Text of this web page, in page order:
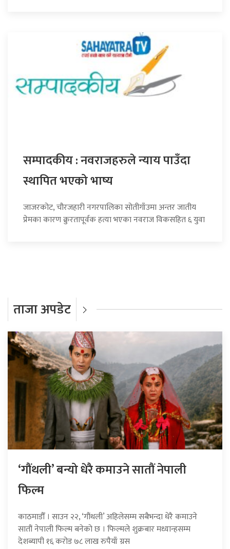
सम्पादकीय : नवराजहरुले न्याय पाउँदा
स्थापित भएको भाष्य
जाजरकोट, चौरजहारी नगरपालिका सोतीगाँउमा अन्तर जातीय
प्रेमका कारण क्रुरतापूर्वक हत्या भएका नवराज विकसहित ६ युवा
ताजा अपडेट
‘गौंथली’ बन्यो धेरै कमाउने सातौं नेपाली
फिल्म
काठमाडौँ । साउन २२, ‘गौंथली’ अहिलेसम्म सबैभन्दा धेरै कमाउने
सातौं नेपाली फिल्म बनेको छ । फिल्मले शुक्रबार मध्यान्हसम्म
देशब्यापी १६ करोड ७८ लाख रुपैयाँ ग्रस